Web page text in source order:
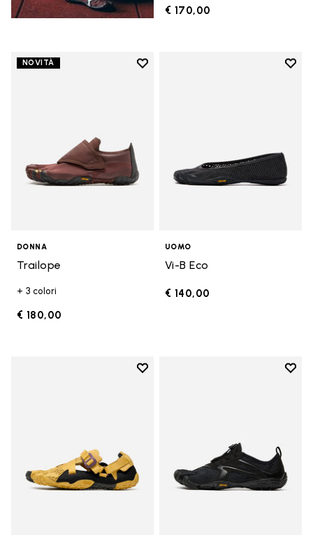
€ 170,00
NOVITÀ
Add to wishlist
DONNA
Trailope
+ 3 colori
€ 180,00
Add
UOMO
Vi-B Eco
€ 140,00
Add to wishlist
Add